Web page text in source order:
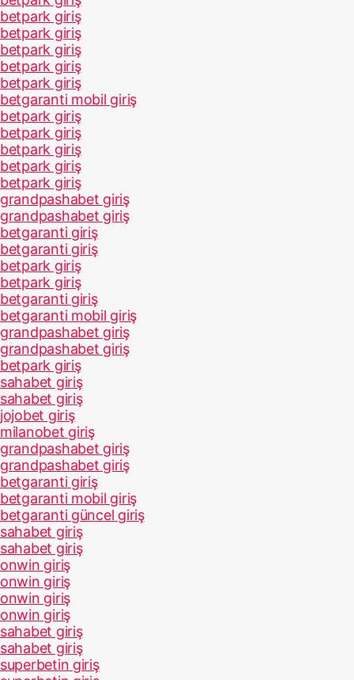
betpark giriş
betpark giriş
betpark giriş
betpark giriş
betpark giriş
betgaranti mobil giriş
betpark giriş
betpark giriş
betpark giriş
betpark giriş
betpark giriş
grandpashabet giriş
grandpashabet giriş
betgaranti giriş
betgaranti giriş
betpark giriş
betpark giriş
betgaranti giriş
betgaranti mobil giriş
grandpashabet giriş
grandpashabet giriş
betpark giriş
sahabet giriş
sahabet giriş
jojobet giriş
milanobet giriş
grandpashabet giriş
grandpashabet giriş
betgaranti giriş
betgaranti mobil giriş
betgaranti güncel giriş
sahabet giriş
sahabet giriş
onwin giriş
onwin giriş
onwin giriş
onwin giriş
sahabet giriş
sahabet giriş
superbetin giriş